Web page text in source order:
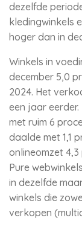
dezelfde
kledingwinkels
hoger dan in
Winkels in
december 5,0
2024. Het
een jaar
met ruim 6
daalde met 1,1
onlineomzet
Pure
in dezelfde
winkels die
verkopen